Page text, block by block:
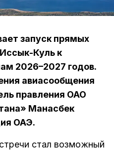
запуск прямых
Куль к
2026–2027 годов.
авиасообщения
правления ОАО
Манасбек
ОАЭ.
стал возможный